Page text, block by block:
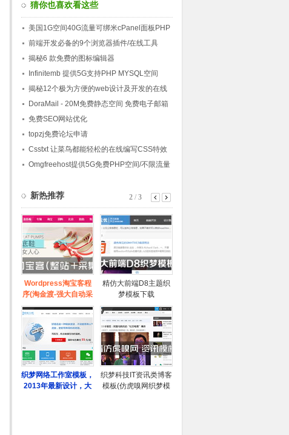
猜你也喜欢看这些
美国1G空间40G流量可绑米cPanel面板PHP
空间--smmsweb
前端开发必备的9个浏览器插件/在线工具
揭秘6 款免费的图标编辑器
Infinitemb 提供5G支持PHP MYSQL空间
揭秘12个极为方便的web设计及开发的在线
工具
DoraMail - 20M免费静态空间 免费电子邮箱
免费SEO网站优化
topzj免费论坛申请
Csstxt 让菜鸟都能轻松的在线编写CSS特效
Omgfreehost提供5G免费PHP空间/不限流量